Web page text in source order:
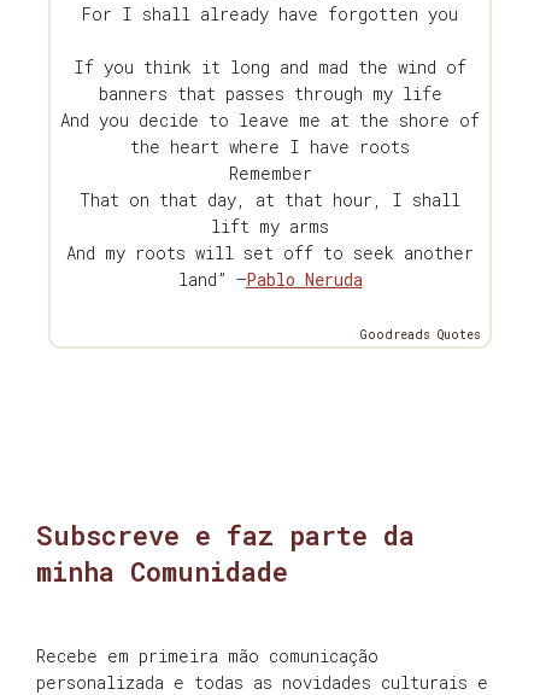
For I shall already have forgotten you
If you think it long and mad the wind of
banners that passes through my life
And you decide to leave me at the shore of
the heart where I have roots
Remember
That on that day, at that hour, I shall
lift my arms
And my roots will set off to seek another
land” —Pablo Neruda
Goodreads Quotes
Subscreve e faz parte da
minha Comunidade
Recebe em primeira mão comunicação
personalizada e todas as novidades culturais e